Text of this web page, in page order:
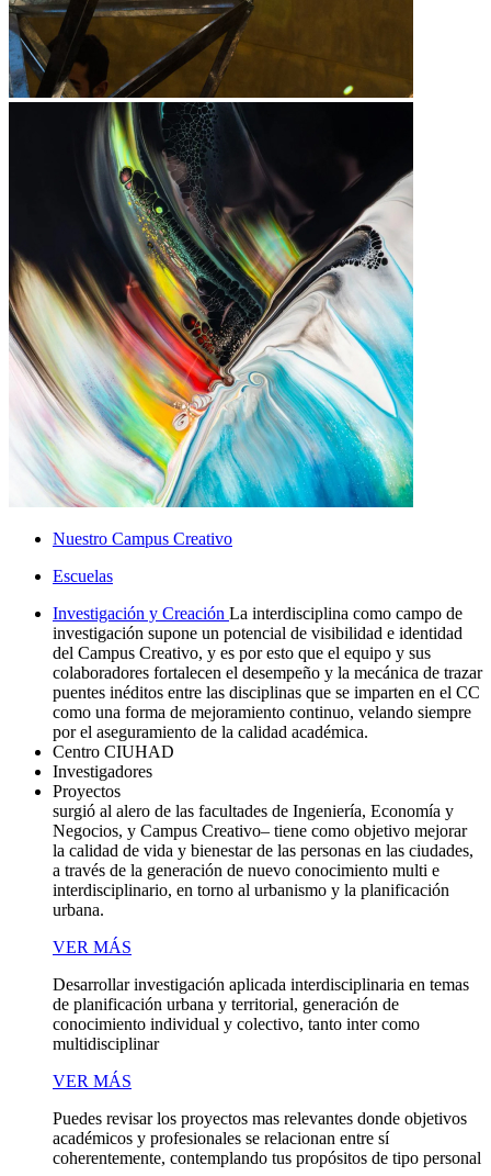
Nuestro Campus Creativo
Escuelas
Investigación y Creación La interdisciplina como campo de
investigación supone un potencial de visibilidad e identidad
del Campus Creativo, y es por esto que el equipo y sus
colaboradores fortalecen el desempeño y la mecánica de trazar
puentes inéditos entre las disciplinas que se imparten en el CC
como una forma de mejoramiento continuo, velando siempre
por el aseguramiento de la calidad académica.
Centro CIUHAD
Investigadores
Proyectos
surgió al alero de las facultades de Ingeniería, Economía y
Negocios, y Campus Creativo– tiene como objetivo mejorar
la calidad de vida y bienestar de las personas en las ciudades,
a través de la generación de nuevo conocimiento multi e
interdisciplinario, en torno al urbanismo y la planificación
urbana.
VER MÁS
Desarrollar investigación aplicada interdisciplinaria en temas
de planificación urbana y territorial, generación de
conocimiento individual y colectivo, tanto inter como
multidisciplinar
VER MÁS
Puedes revisar los proyectos mas relevantes donde objetivos
académicos y profesionales se relacionan entre sí
coherentemente, contemplando tus propósitos de tipo personal